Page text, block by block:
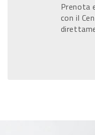
Prenota
con il